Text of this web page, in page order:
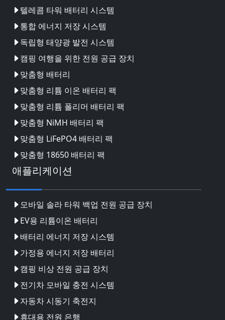
텔레콤 타워 배터리 시스템
통합 에너지 저장 시스템
독립형 태양광 발전 시스템
캠핑 여행을 위한 전원 공급 장치
맞춤형 배터리
맞춤형 리튬 이온 배터리 팩
맞춤형 리튬 폴리머 배터리 팩
맞춤형 NiMH 배터리 팩
맞춤형 LiFePO4 배터리 팩
맞춤형 18650 배터리 팩
애플리케이션
모바일 솔라 타워 백업 전원 공급 장치
EV용 리튬이온 배터리
배터리 에너지 저장 시스템
가정용 에너지 저장 배터리
캠핑 비상 전원 공급 장치
전기차 모바일 충전 시스템
자동차 시동기 축전지
휴대용 전원 은행